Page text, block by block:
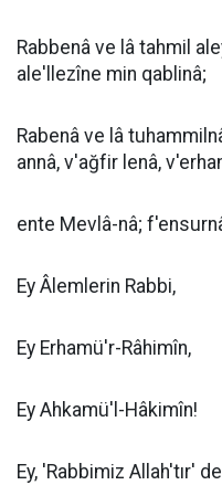
Rabbenâ ve lâ tahmil
ale'llezîne min qablinâ;
Rabenâ ve lâ
annâ, v'ağfir lenâ,
ente Mevlâ-nâ;
Ey Âlemlerin Rabbi,
Ey Erhamü'r-Râhimîn,
Ey Ahkamü'l-Hâkimîn!
Ey, 'Rabbimiz Allah'tır'